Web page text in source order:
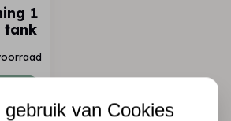
1
tank
van Cookies